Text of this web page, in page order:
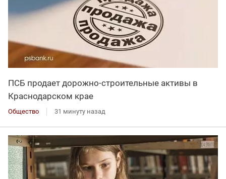
ПСБ продает дорожно-строительные активы в
Краснодарском крае
Общество 31 минуту назад